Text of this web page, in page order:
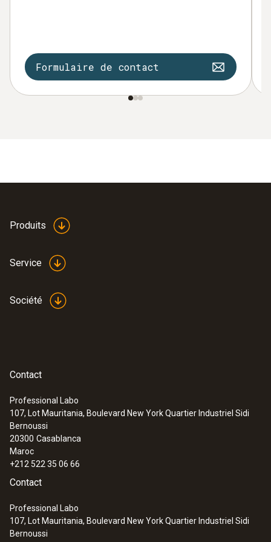
Formulaire de contact
Produits
Service
Société
Contact
Professional Labo
107, Lot Mauritania, Boulevard New York Quartier Industriel Sidi
Bernoussi
20300 Casablanca
Maroc
+212 522 35 06 66
Contact
Professional Labo
107, Lot Mauritania, Boulevard New York Quartier Industriel Sidi
Bernoussi